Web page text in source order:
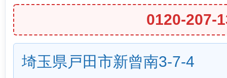
0120-207-
埼玉県戸田市新曾南3-7-4